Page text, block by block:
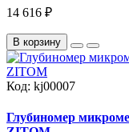
14 616 ₽
В корзину
Код: kj00007
Глубиномер